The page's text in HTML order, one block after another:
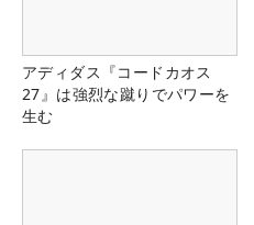
アディダス『コードカオス
27』は強烈な蹴りでパワーを
生む